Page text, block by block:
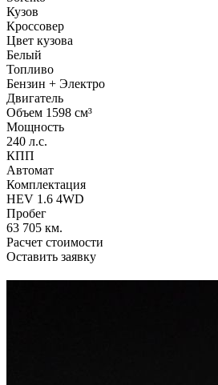
Кузов
Кроссовер
Цвет кузова
Белый
Топливо
Бензин + Электро
Двигатель
Объем 1598 см³
Мощность
240 л.с.
КПП
Автомат
Комплектация
HEV 1.6 4WD
Пробег
63 705 км.
Расчет стоимости
Оставить заявку